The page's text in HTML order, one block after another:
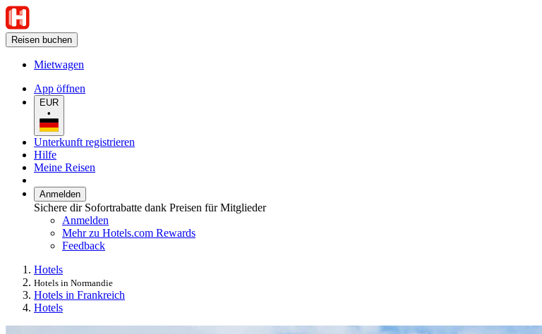
Reisen buchen
Mietwagen
App öffnen
EUR
•
Unterkunft registrieren
Hilfe
Meine Reisen
Anmelden
Sichere dir Sofortrabatte dank Preisen für Mitglieder
Anmelden
Mehr zu Hotels.com Rewards
Feedback
Hotels
Hotels in Normandie
Hotels in Frankreich
Hotels